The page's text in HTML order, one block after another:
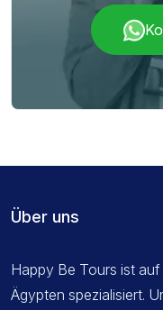
Über uns
Happy Be Tours ist
Ägypten spezialisiert.